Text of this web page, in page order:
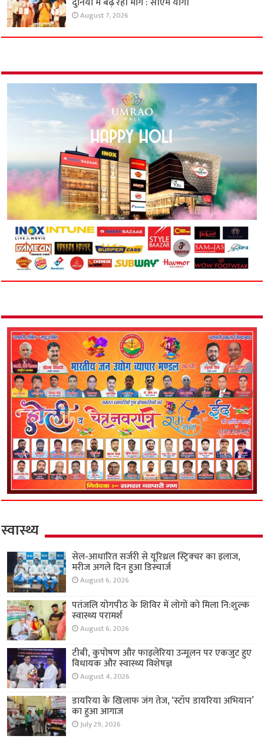
August 7, 2026
स्वास्थ्य
सेल-आधारित सर्जरी से यूरिथ्रल स्ट्रिक्चर का इलाज,
मरीज अगले दिन हुआ डिस्चार्ज
August 6, 2026
पतंजलि योगपीठ के शिविर में लोगों को मिला नि:शुल्क
स्वास्थ्य परामर्श
August 6, 2026
टीबी, कुपोषण और फाइलेरिया उन्मूलन पर एकजुट हुए
विधायक और स्वास्थ्य विशेषज्ञ
August 4, 2026
डायरिया के खिलाफ जंग तेज, ‘स्टॉप डायरिया अभियान’
का हुआ आगाज
July 29, 2026